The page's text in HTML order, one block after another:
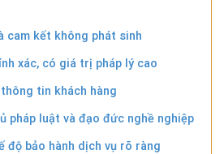
cam kết không phát sinh
xác, có giá trị pháp lý cao
tin khách hàng
pháp luật và đạo đức nghề nghiệp
độ bảo hành dịch vụ rõ ràng